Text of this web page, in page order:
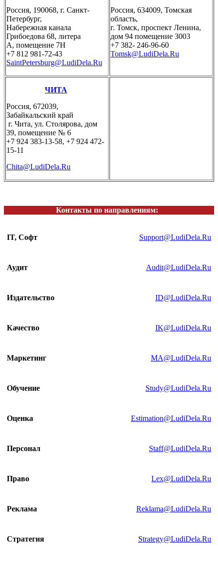
Россия, 190068, г. Санкт-
Петербург,
Набережная канала
Грибоедова 68, литера
А, помещение 7Н
+7 812 981-72-43
SaintPetersburg@LudiDela.Ru
Россия, 634009, Томская
область,
г. Томск, проспект Ленина,
дом 94 помещение 3003
+7 382- 246-96-60
Tomsk@LudiDela.Ru
ЧИТА
Россия, 672039,
Забайкальский край
г. Чита, ул. Столярова, дом
39, помещение № 6
+7 924 383-13-58, +7 924 472-
15-11
Chita@LudiDela.Ru
Контакты по направлениям:
IT, Софт Support@LudiDela.Ru
Аудит Audit@LudiDela.Ru
Издательство ID@LudiDela.Ru
Качество IK@LudiDela.Ru
Маркетинг MA@LudiDela.Ru
Обучение Study@LudiDela.Ru
Оценка Estimation@LudiDela.Ru
Персонал Staff@LudiDela.Ru
Право Lex@LudiDela.Ru
Реклама Reklama@LudiDela.Ru
Стратегия Strategy@LudiDela.Ru